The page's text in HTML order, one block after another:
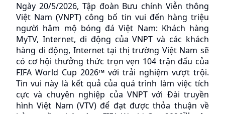
Ngày 20/5/2026, Tập đoàn Bưu chính Viễn thông
Việt Nam (VNPT) công bố tin vui đến hàng triệu
người hâm mộ bóng đá Việt Nam: Khách hàng
MyTV, Internet, di động của VNPT và các khách
hàng di động, Internet tại thị trường Việt Nam sẽ
có cơ hội thưởng thức trọn vẹn 104 trận đấu của
FIFA World Cup 2026™ với trải nghiệm vượt trội.
Tin vui này là kết quả của quá trình làm việc tích
cực và chuyên nghiệp của VNPT với Đài truyền
hình Việt Nam (VTV) để đạt được thỏa thuận về